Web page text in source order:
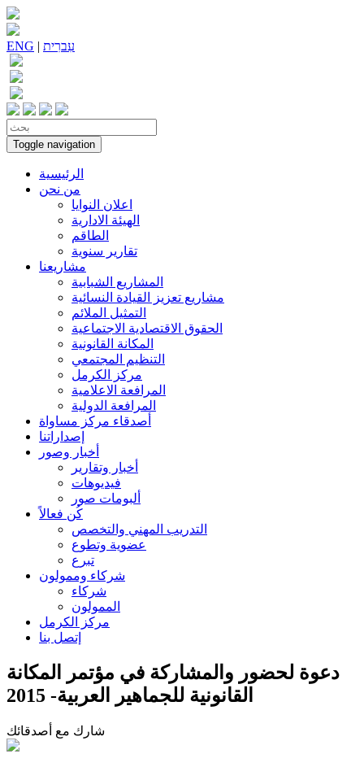
ENG | עִברִית
Toggle navigation
الرئيسية
من نحن
اعلان النوايا
الهيئة الادارية
الطاقم
تقارير سنوية
مشاريعنا
المشاريع الشبابية
مشاريع تعزيز القيادة النسائية
التمثيل الملائم
الحقوق الاقتصادية الاجتماعية
المكانة القانونية
التنظيم المجتمعي
مركز الكرمل
المرافعة الاعلامية
المرافعة الدولية
أصدقاء مركز مساواة
إصداراتنا
أخبار وصور
أخبار وتقارير
فيديوهات
ألبومات صور
كُن فعالاً
التدريب المهني والتخصص
عضوية وتطوع
تبرع
شركاء وممولون
شركاء
الممولون
مركز الكرمل
إتصل بنا
دعوة لحضور والمشاركة في مؤتمر المكانة
القانونية للجماهير العربية- 2015
شارك مع أصدقائك